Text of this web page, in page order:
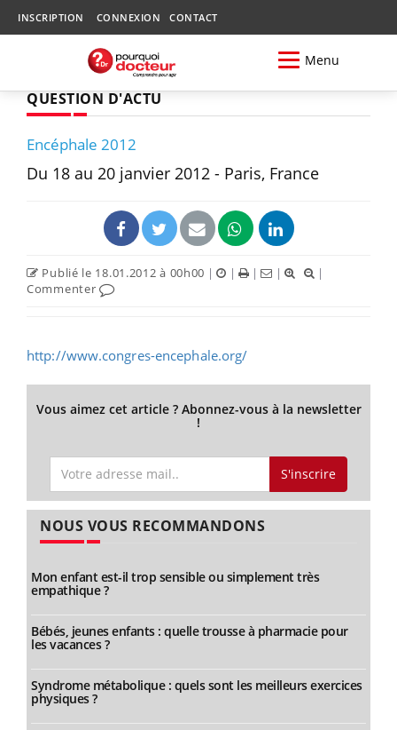
INSCRIPTION CONNEXION CONTACT
Menu
QUESTION D'ACTU
Encéphale 2012
Du 18 au 20 janvier 2012 - Paris, France
Publié le 18.01.2012 à 00h00 | | | |
|
Commenter
http://www.congres-encephale.org/
Vous aimez cet article ? Abonnez-vous à la newsletter
!
S'inscrire
NOUS VOUS RECOMMANDONS
Mon enfant est-il trop sensible ou simplement très
empathique ?
Bébés, jeunes enfants : quelle trousse à pharmacie pour
les vacances ?
Syndrome métabolique : quels sont les meilleurs exercices
physiques ?